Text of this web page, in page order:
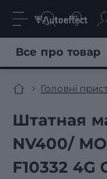
Головні
Штатная
NV400/
F10332 4G
Все про товар